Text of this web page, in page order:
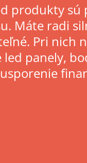
produkty sú
Máte radi
Pri nich
panely,